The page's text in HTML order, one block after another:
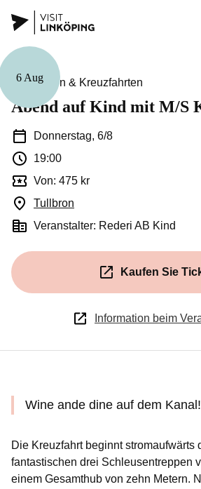
6 Aug
Führungen & Kreuzfahrten
Abend auf Kind mit M/S
Donnerstag, 6/8
19:00
Von: 475 kr
Tullbron
Veranstalter: Rederi AB Kind
Kaufen Sie
(Öffnet
Information beim
Wine ande dine auf dem Kanal!
Die Kreuzfahrt beginnt stromaufwärts
fantastischen drei Schleusentreppen
einem Gesamthub von zehn Metern.